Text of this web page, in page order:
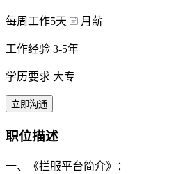
每周工作5天 月薪
工作经验 3-5年
学历要求 大专
立即沟通
职位描述
一、《拦服平台简介》：